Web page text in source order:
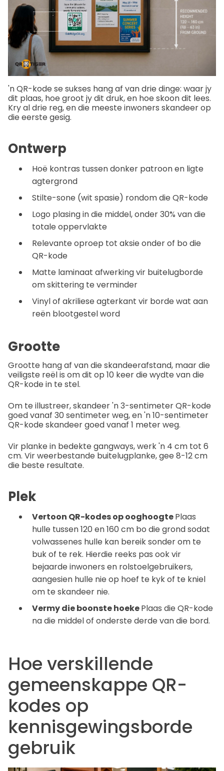
'n QR-kode se sukses hang af van drie dinge: waar jy
dit plaas, hoe groot jy dit druk, en hoe skoon dit lees.
Kry al drie reg, en die meeste inwoners skandeer op
die eerste gesig.
Ontwerp
Hoë kontras tussen donker patroon en ligte
agtergrond
Stilte-sone (wit spasie) rondom die QR-kode
Logo plasing in die middel, onder 30% van die
totale oppervlakte
Relevante oproep tot aksie onder of bo die
QR-kode
Matte laminaat afwerking vir buitelugborde
om skittering te verminder
Vinyl of akriliese agterkant vir borde wat aan
reën blootgestel word
Grootte
Grootte hang af van die skandeerafstand, maar die
veiligste reël is om dit op 10 keer die wydte van die
QR-kode in te stel.
Om te illustreer, skandeer 'n 3-sentimeter QR-kode
goed vanaf 30 sentimeter weg, en 'n 10-sentimeter
QR-kode skandeer goed vanaf 1 meter weg.
Vir planke in bedekte gangways, werk 'n 4 cm tot 6
cm. Vir weerbestande buitelugplanke, gee 8-12 cm
die beste resultate.
Plek
Vertoon QR-kodes op ooghoogtePlaas
hulle tussen 120 en 160 cm bo die grond sodat
volwassenes hulle kan bereik sonder om te
buk of te rek. Hierdie reeks pas ook vir
bejaarde inwoners en rolstoelgebruikers,
aangesien hulle nie op hoef te kyk of te kniel
om te skandeer nie.
Vermy die boonste hoekePlaas die QR-kode
na die middel of onderste derde van die bord.
Hoe verskillende
gemeenskappe QR-
kodes op
kennisgewingsborde
gebruik